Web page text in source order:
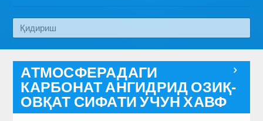
Эко медиа

АТМОСФЕРАДАГИ
КАРБОНАТ АНГИДРИД ОЗИҚ-
ОВҚАТ СИФАТИ УЧУН ХАВФ